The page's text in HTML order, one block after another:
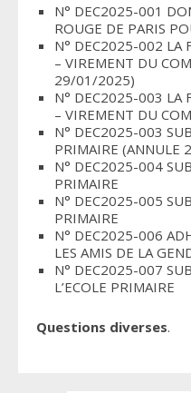
N° DEC2025-001
ROUGE DE PARIS
N° DEC2025-002 LA
– VIREMENT DU
29/01/2025)
N° DEC2025-003 LA
– VIREMENT DU
N° DEC2025-003
PRIMAIRE (ANNULE
N° DEC2025-004
PRIMAIRE
N° DEC2025-005
PRIMAIRE
N° DEC2025-006
LES AMIS DE LA
N° DEC2025-007
L’ECOLE PRIMAIRE
Questions diverses.